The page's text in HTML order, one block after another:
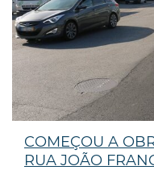
COMEÇOU A
RUA JOÃO